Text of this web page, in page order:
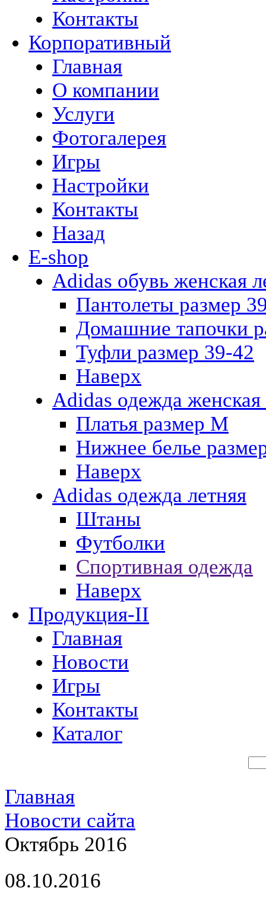
Контакты
Корпоративный
Главная
О компании
Услуги
Фотогалерея
Игры
Настройки
Контакты
Назад
E-shop
Adidas обувь женская
Пантолеты размер
Домашние тапочки
Туфли размер 39-42
Наверх
Adidas одежда женская
Платья размер M
Нижнее белье
Наверх
Adidas одежда летняя
Штаны
Футболки
Спортивная одежда
Наверх
Продукция-II
Главная
Новости
Игры
Контакты
Каталог
Главная
Новости сайта
Октябрь 2016
08.10.2016